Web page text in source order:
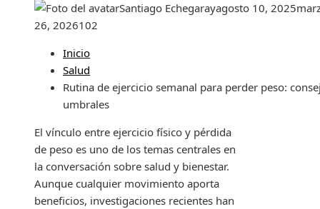
Santiago Echegarayagosto 10, 2025
26, 2026102
Inicio
Salud
Rutina de ejercicio semanal para perder peso:
umbrales
El vínculo entre ejercicio físico y pérdida
de peso es uno de los temas centrales en
la conversación sobre salud y bienestar.
Aunque cualquier movimiento aporta
beneficios, investigaciones recientes han